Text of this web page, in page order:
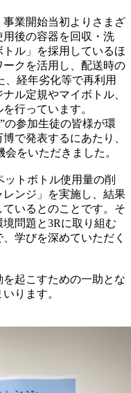
業開始当初よりさまざ
後の容器を回収・洗
ル」を採用しているほ
クを活用し、配送時の
、経年劣化等で再利用
ル定規やマイボトル、
行っています。
の参加生徒の皆様が環
で発表するにあたり、
会をいただきました。
ットボトル使用量の削
ンジ」を実施し、結果
いるとのことです。そ
問題と3Rに取り組む
学びを深めていただく
起こすための一助とな
ります。